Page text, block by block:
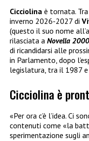
Cicciolina è tornata.
inverno 2026-2027 di
(questo il suo nome
rilasciata a Novella 2000
di ricandidarsi alle
in Parlamento, dopo
legislatura, tra il 1987
Cicciolina è
«Per ora c’è l’idea. Ci
contenuti come «la
sperimentazione sugli